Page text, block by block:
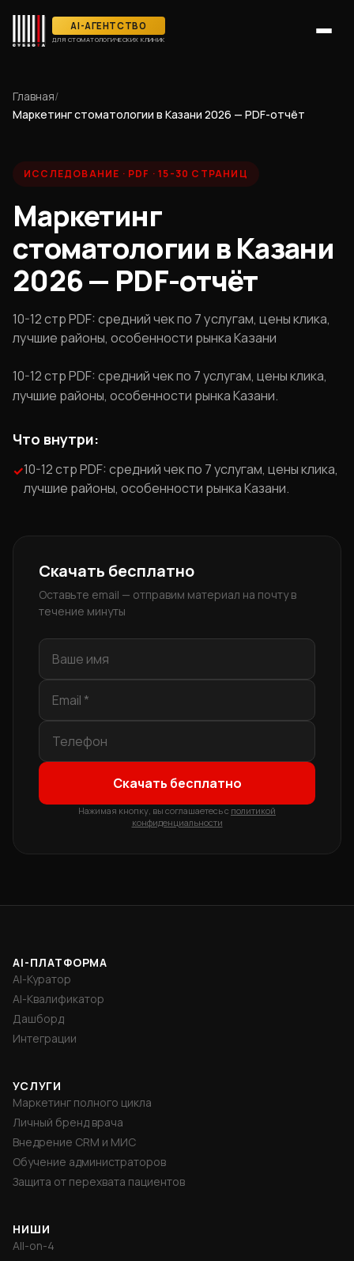
AI-АГЕНТСТВО
ДЛЯ СТОМАТОЛОГИЧЕСКИХ КЛИНИК
Главная/
Маркетинг стоматологии в Казани 2026 — PDF-отчёт
ИССЛЕДОВАНИЕ · PDF · 15-30 СТРАНИЦ
Маркетинг
стоматологии в Казани
2026 — PDF-отчёт
10-12 стр PDF: средний чек по 7 услугам, цены клика,
лучшие районы, особенности рынка Казани
10-12 стр PDF: средний чек по 7 услугам, цены клика,
лучшие районы, особенности рынка Казани.
Что внутри:
✓10-12 стр PDF: средний чек по 7 услугам, цены клика,
лучшие районы, особенности рынка Казани.
Скачать бесплатно
Оставьте email — отправим материал на почту в
течение минуты
Скачать бесплатно
Нажимая кнопку, вы соглашаетесь с политикой
конфиденциальности
AI-ПЛАТФОРМА
AI-Куратор
AI-Квалификатор
Дашборд
Интеграции
УСЛУГИ
Маркетинг полного цикла
Личный бренд врача
Внедрение CRM и МИС
Обучение администраторов
Защита от перехвата пациентов
НИШИ
All-on-4